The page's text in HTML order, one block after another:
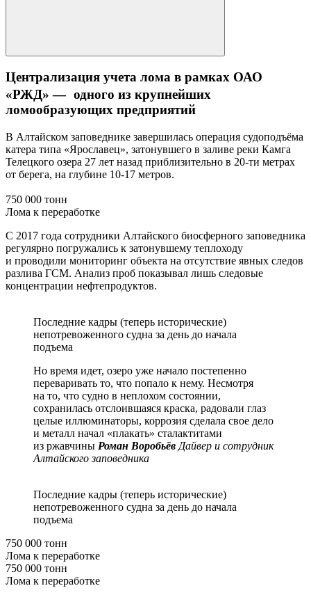
Централизация учета лома в рамках ОАО
«РЖД» — одного из крупнейших
ломообразующих предприятий
В Алтайском заповеднике завершилась операция судоподъёма
катера типа «Ярославец», затонувшего в заливе реки Камга
Телецкого озера 27 лет назад приблизительно в 20-ти метрах
от берега, на глубине 10-17 метров.
750 000 тонн
Лома к переработке
С 2017 года сотрудники Алтайского биосферного заповедника
регулярно погружались к затонувшему теплоходу
и проводили мониторинг объекта на отсутствие явных следов
разлива ГСМ. Анализ проб показывал лишь следовые
концентрации нефтепродуктов.
Последние кадры (теперь исторические)
непотревоженного судна за день до начала
подъема
Но время идет, озеро уже начало постепенно
переваривать то, что попало к нему. Несмотря
на то, что судно в неплохом состоянии,
сохранилась отслоившаяся краска, радовали глаз
целые иллюминаторы, коррозия сделала свое дело
и металл начал «плакать» сталактитами
из ржавчины Роман Воробьёв Дайвер и сотрудник
Алтайского заповедника
Последние кадры (теперь исторические)
непотревоженного судна за день до начала
подъема
750 000 тонн
Лома к переработке
750 000 тонн
Лома к переработке